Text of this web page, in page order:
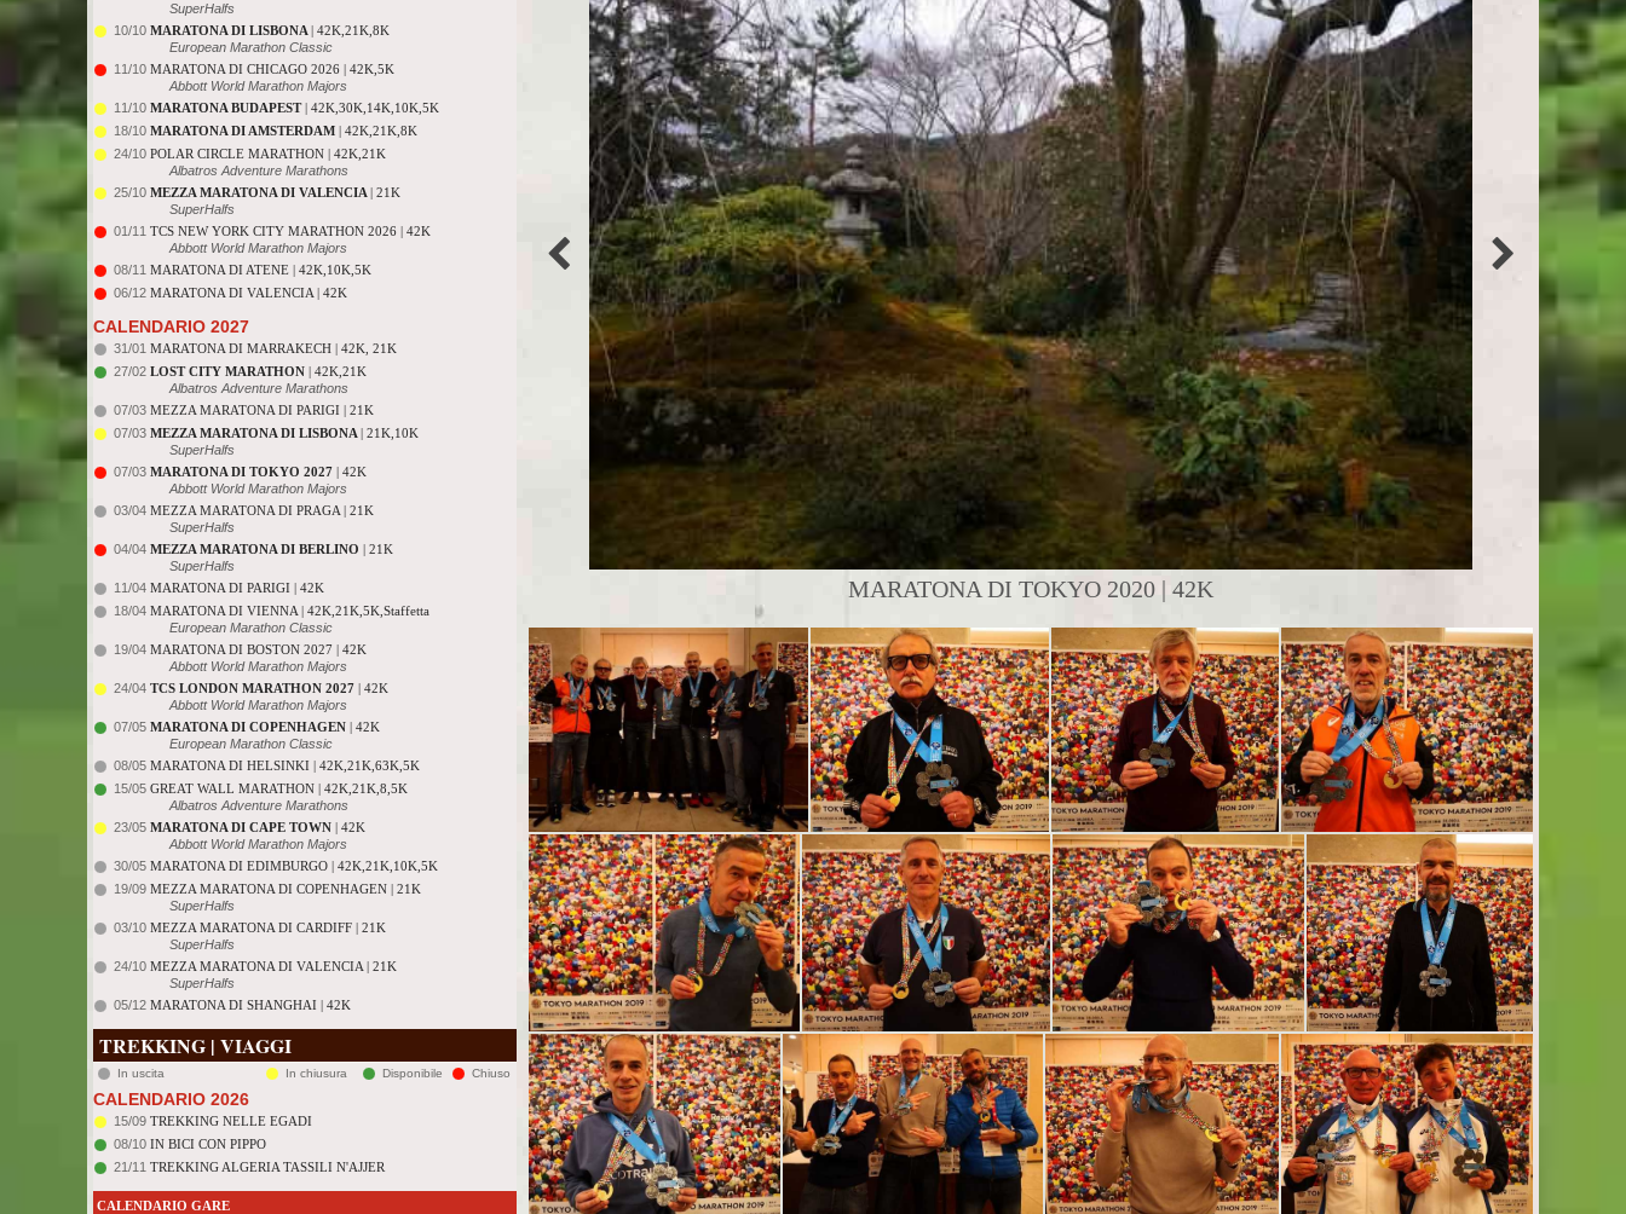
SuperHalfs
10/10 MARATONA DI LISBONA | 42K,21K,8K
European Marathon Classic
11/10 MARATONA DI CHICAGO 2026 | 42K,5K
Abbott World Marathon Majors
11/10 MARATONA BUDAPEST| 42K,30K,14K,10K,5K
18/10 MARATONA DI AMSTERDAM | 42K,21K,8K
24/10 POLAR CIRCLE MARATHON | 42K,21K
Albatros Adventure Marathons
25/10 MEZZA MARATONA DI VALENCIA | 21K
SuperHalfs
01/11 TCS NEW YORK CITY MARATHON 2026 | 42K
Abbott World Marathon Majors
08/11 MARATONA DI ATENE | 42K,10K,5K
06/12 MARATONA DI VALENCIA | 42K
CALENDARIO 2027
31/01 MARATONA DI MARRAKECH | 42K, 21K
27/02 LOST CITY MARATHON | 42K,21K
Albatros Adventure Marathons
07/03 MEZZA MARATONA DI PARIGI | 21K
07/03 MEZZA MARATONA DI LISBONA | 21K,10K
SuperHalfs
07/03 MARATONA DI TOKYO 2027 | 42K
Abbott World Marathon Majors
03/04 MEZZA MARATONA DI PRAGA | 21K
SuperHalfs
04/04 MEZZA MARATONA DI BERLINO | 21K
SuperHalfs
11/04 MARATONA DI PARIGI | 42K
18/04 MARATONA DI VIENNA | 42K,21K,5K,Staffetta
European Marathon Classic
19/04 MARATONA DI BOSTON 2027 | 42K
Abbott World Marathon Majors
24/04 TCS LONDON MARATHON 2027 | 42K
Abbott World Marathon Majors
07/05 MARATONA DI COPENHAGEN | 42K
European Marathon Classic
08/05 MARATONA DI HELSINKI | 42K,21K,63K,5K
15/05 GREAT WALL MARATHON | 42K,21K,8,5K
Albatros Adventure Marathons
23/05 MARATONA DI CAPE TOWN | 42K
Abbott World Marathon Majors
30/05 MARATONA DI EDIMBURGO | 42K,21K,10K,5K
19/09 MEZZA MARATONA DI COPENHAGEN | 21K
SuperHalfs
03/10 MEZZA MARATONA DI CARDIFF | 21K
SuperHalfs
24/10 MEZZA MARATONA DI VALENCIA | 21K
SuperHalfs
05/12 MARATONA DI SHANGHAI | 42K
TREKKING | VIAGGI
In uscita In chiusura Disponibile Chiuso
CALENDARIO 2026
15/09 TREKKING NELLE EGADI
08/10 IN BICI CON PIPPO
21/11 TREKKING ALGERIA TASSILI N'AJJER
CALENDARIO GARE
MARATONA DI TOKYO 2020 | 42K